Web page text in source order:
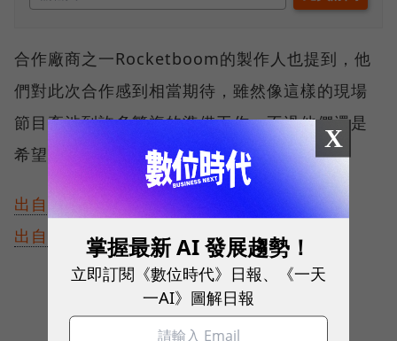
合作廠商之一Rocketboom的製作人也提到，他
們對此次合作感到相當期待，雖然像這樣的現場
節目牽涉到許多繁複的準備工作，不過他們還是
希望能繼續每周提供現場內容。
出自TechCrunch
出自Mashable
X
掌握最新 AI 發展趨勢！
立即訂閱《數位時代》日報、《一天
一AI》圖解日報